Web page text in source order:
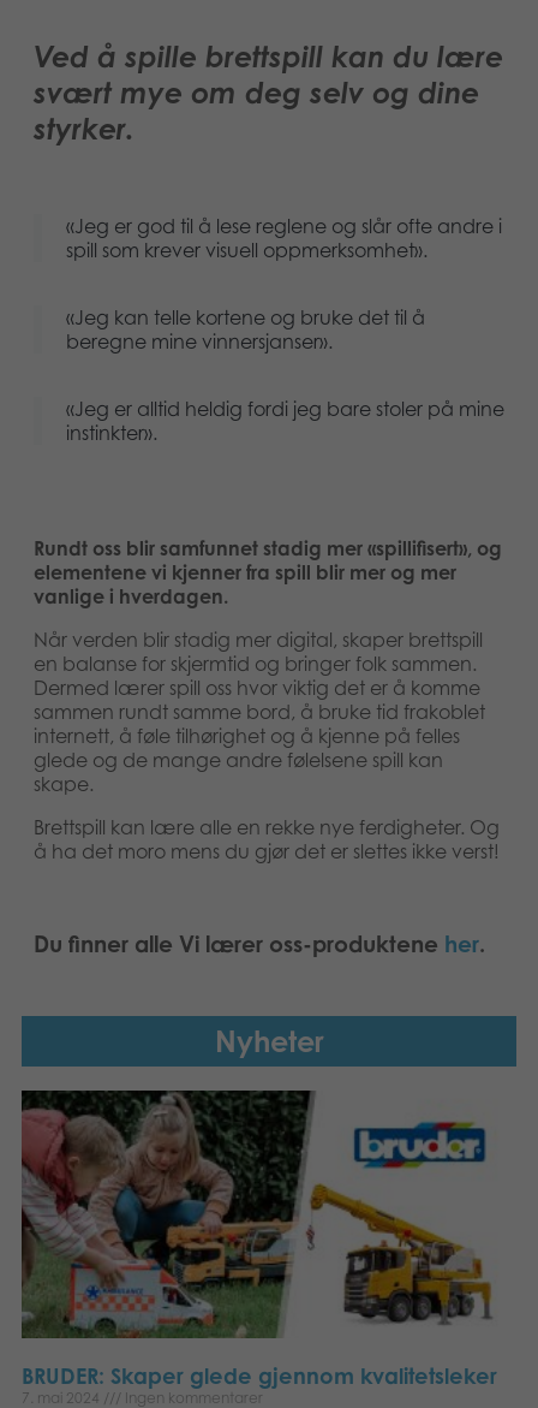
Ved å spille brettspill kan du lære
svært mye om deg selv og dine
styrker.
«Jeg er god til å lese reglene og slår ofte andre i
spill som krever visuell oppmerksomhet».
«Jeg kan telle kortene og bruke det til å
beregne mine vinnersjanser».
«Jeg er alltid heldig fordi jeg bare stoler på mine
instinkter».
Rundt oss blir samfunnet stadig mer «spillifisert», og
elementene vi kjenner fra spill blir mer og mer
vanlige i hverdagen.
Når verden blir stadig mer digital, skaper brettspill
en balanse for skjermtid og bringer folk sammen.
Dermed lærer spill oss hvor viktig det er å komme
sammen rundt samme bord, å bruke tid frakoblet
internett, å føle tilhørighet og å kjenne på felles
glede og de mange andre følelsene spill kan
skape.
Brettspill kan lære alle en rekke nye ferdigheter. Og
å ha det moro mens du gjør det er slettes ikke verst!
Du finner alle Vi lærer oss-produktene her.
Nyheter
BRUDER: Skaper glede gjennom kvalitetsleker
7. mai 2024 Ingen kommentarer